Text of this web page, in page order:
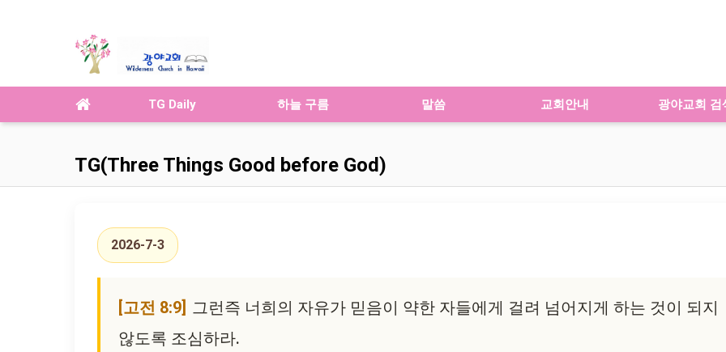
TG Daily 하늘 구름 말씀 교회안내 광야교회 검
TG(Three Things Good before God)
2026-7-3
[고전 8:9] 그런즉 너희의 자유가 믿음이 약한 자들에게 걸려 넘어지게 하는 것이 되지
않도록 조심하라.